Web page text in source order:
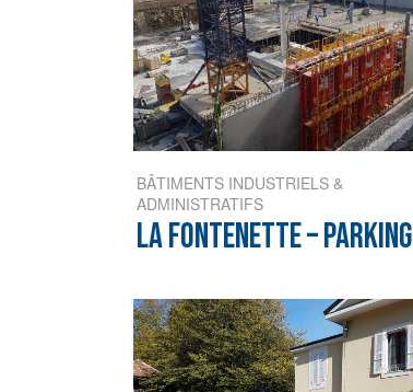
BÂTIMENTS INDUSTRIELS &
ADMINISTRATIFS
LA FONTENETTE – PARKING